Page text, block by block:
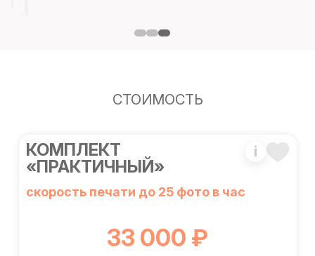
СТОИМОСТЬ
КОМПЛЕКТ
«ПРАКТИЧНЫЙ»
i
скорость печати до 25 фото в час
33 000 ₽